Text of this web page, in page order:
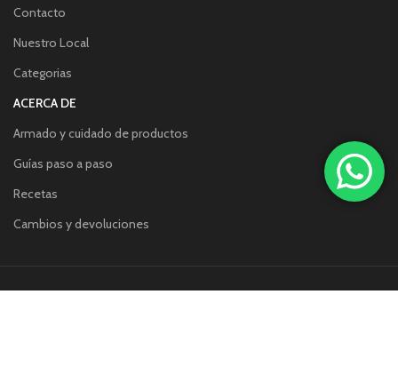
Contacto
Nuestro Local
Categorias
ACERCA DE
Armado y cuidado de productos
Guías paso a paso
Recetas
Cambios y devoluciones